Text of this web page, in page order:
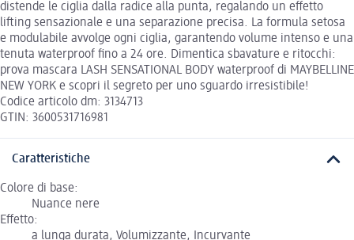
distende le ciglia dalla radice alla punta, regalando un effetto
lifting sensazionale e una separazione precisa. La formula setosa
e modulabile avvolge ogni ciglia, garantendo volume intenso e una
tenuta waterproof fino a 24 ore. Dimentica sbavature e ritocchi:
prova mascara LASH SENSATIONAL BODY waterproof di MAYBELLINE
NEW YORK e scopri il segreto per uno sguardo irresistibile!
Codice articolo dm: 3134713
GTIN: 3600531716981
Caratteristiche
Colore di base:
Nuance nere
Effetto:
a lunga durata, Volumizzante, Incurvante